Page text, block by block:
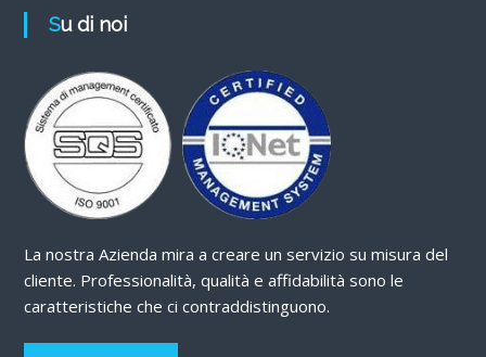
Su di noi
La nostra Azienda mira a creare un servizio su misura del
cliente. Professionalità, qualità e affidabilità sono le
caratteristiche che ci contraddistinguono.